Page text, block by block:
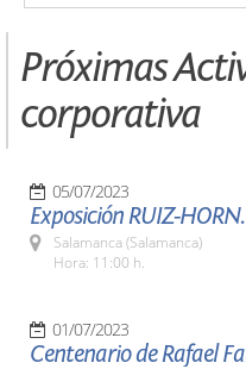
Próximas
corporativa
05/07/2023
Exposición RUIZ-
Salamanca (Salamanca)
Hora: 11:00 h.
01/07/2023
Centenario de Rafael